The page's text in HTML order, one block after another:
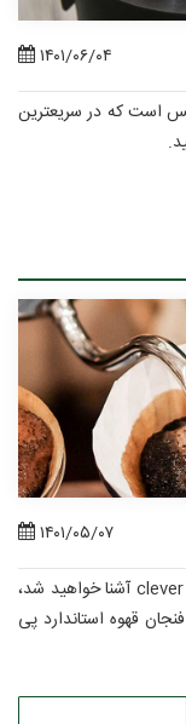
۱۴۰۱/۰۶/۰۴
است که در سریعترین
۱۴۰۱/۰۵/۰۷
شما در این ویدئو با نحوه صحیح استفاده ابزار کلور clever آشنا خواهید شد،
قهوه استاندارد پی